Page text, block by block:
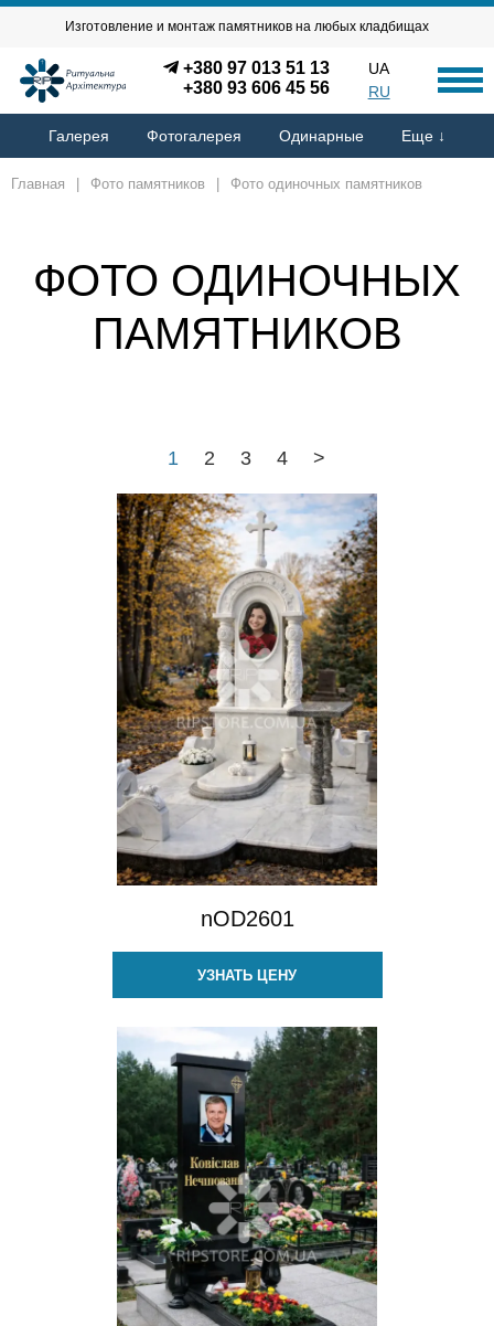
Изготовление и монтаж памятников на любых кладбищах
+380 97 013 51 13
+380 93 606 45 56
UA
RU
Галерея Фотогалерея Одинарные Еще ↓
Главная Фото памятников Фото одиночных памятников
ФОТО ОДИНОЧНЫХ
ПАМЯТНИКОВ
1 2 3 4 >
nOD2601
УЗНАТЬ ЦЕНУ